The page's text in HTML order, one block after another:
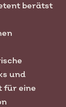
berätst
und
für eine